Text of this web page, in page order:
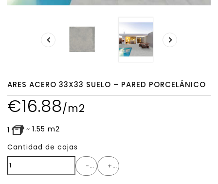
 
ARES ACERO 33X33 SUELO – PARED PORCELÁNICO
€16.88/m2
1 ~ 1.55 m2
Cantidad de cajas
- +